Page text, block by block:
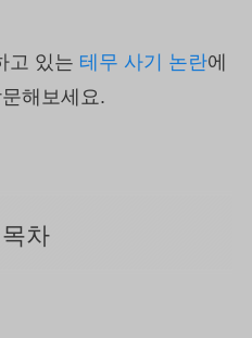
고 있는 테무 사기 논란에
해보세요.
목차